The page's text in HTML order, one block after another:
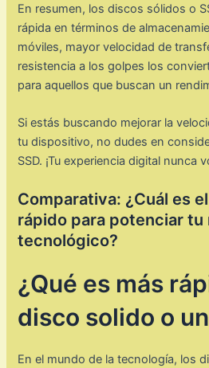
En resumen, los discos sólidos o
rápida en términos de
móviles, mayor velocidad de
resistencia a los golpes los
para aquellos que buscan un
Si estás buscando mejorar la
tu dispositivo, no dudes en
SSD. ¡Tu experiencia digital nunca
Comparativa: ¿Cuál es
rápido para potenciar
tecnológico?
¿Qué es más
disco solido o
En el mundo de la tecnología, los